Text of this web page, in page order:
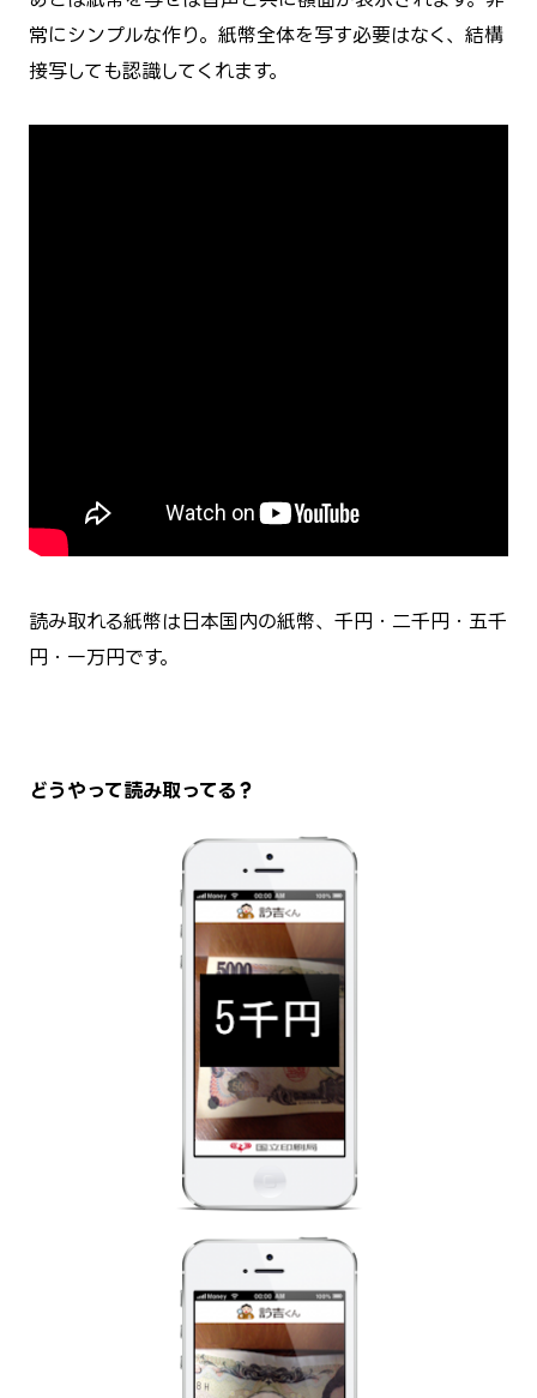
常にシンプルな作り。紙幣全体を写す必要はなく、結構
接写しても認識してくれます。
読み取れる紙幣は日本国内の紙幣、千円・二千円・五千
円・一万円です。
どうやって読み取ってる？